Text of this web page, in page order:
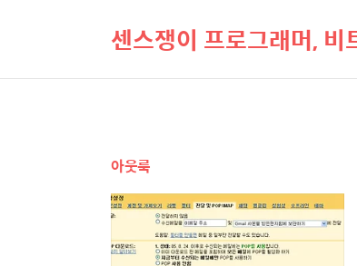
센스쟁이 프로그래머, 비
아웃룩